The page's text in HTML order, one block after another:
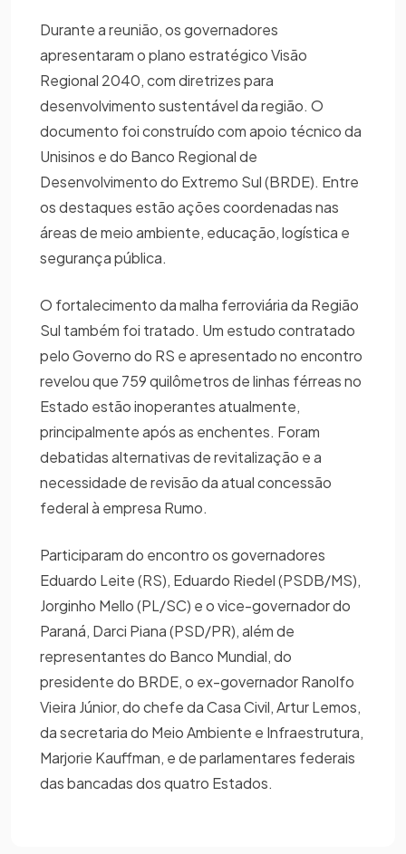
Durante a reunião, os governadores
apresentaram o plano estratégico Visão
Regional 2040, com diretrizes para
desenvolvimento sustentável da região. O
documento foi construído com apoio técnico da
Unisinos e do Banco Regional de
Desenvolvimento do Extremo Sul (BRDE). Entre
os destaques estão ações coordenadas nas
áreas de meio ambiente, educação, logística e
segurança pública.
O fortalecimento da malha ferroviária da Região
Sul também foi tratado. Um estudo contratado
pelo Governo do RS e apresentado no encontro
revelou que 759 quilômetros de linhas férreas no
Estado estão inoperantes atualmente,
principalmente após as enchentes. Foram
debatidas alternativas de revitalização e a
necessidade de revisão da atual concessão
federal à empresa Rumo.
Participaram do encontro os governadores
Eduardo Leite (RS), Eduardo Riedel (PSDB/MS),
Jorginho Mello (PL/SC) e o vice-governador do
Paraná, Darci Piana (PSD/PR), além de
representantes do Banco Mundial, do
presidente do BRDE, o ex-governador Ranolfo
Vieira Júnior, do chefe da Casa Civil, Artur Lemos,
da secretaria do Meio Ambiente e Infraestrutura,
Marjorie Kauffman, e de parlamentares federais
das bancadas dos quatro Estados.